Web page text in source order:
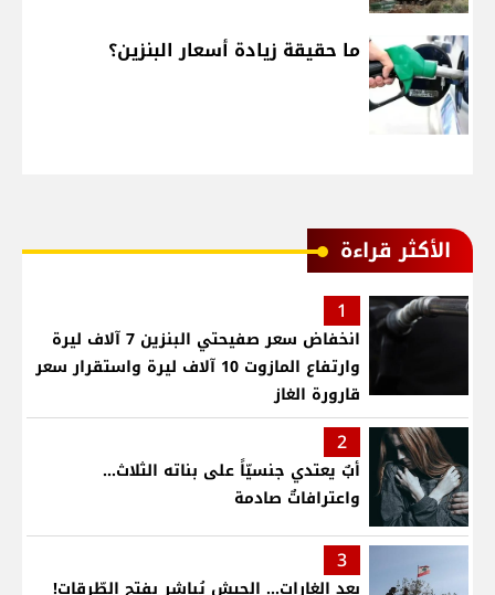
ما حقيقة زيادة أسعار البنزين؟
الأكثر قراءة
1
انخفاض سعر صفيحتي البنزين 7 آلاف ليرة
وارتفاع المازوت 10 آلاف ليرة واستقرار سعر
قارورة الغاز
2
أبٌ يعتدي جنسيّاً على بناته الثلاث…
واعترافاتٌ صادمة
3
بعد الغارات... الجيش يُباشر بفتح الطّرقات!